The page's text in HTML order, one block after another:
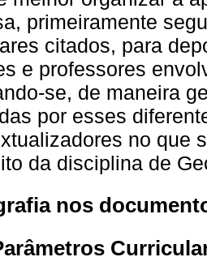
primeiramente
citados, para
e professores
se, de maneira
por esses
no que
da disciplina de
nos